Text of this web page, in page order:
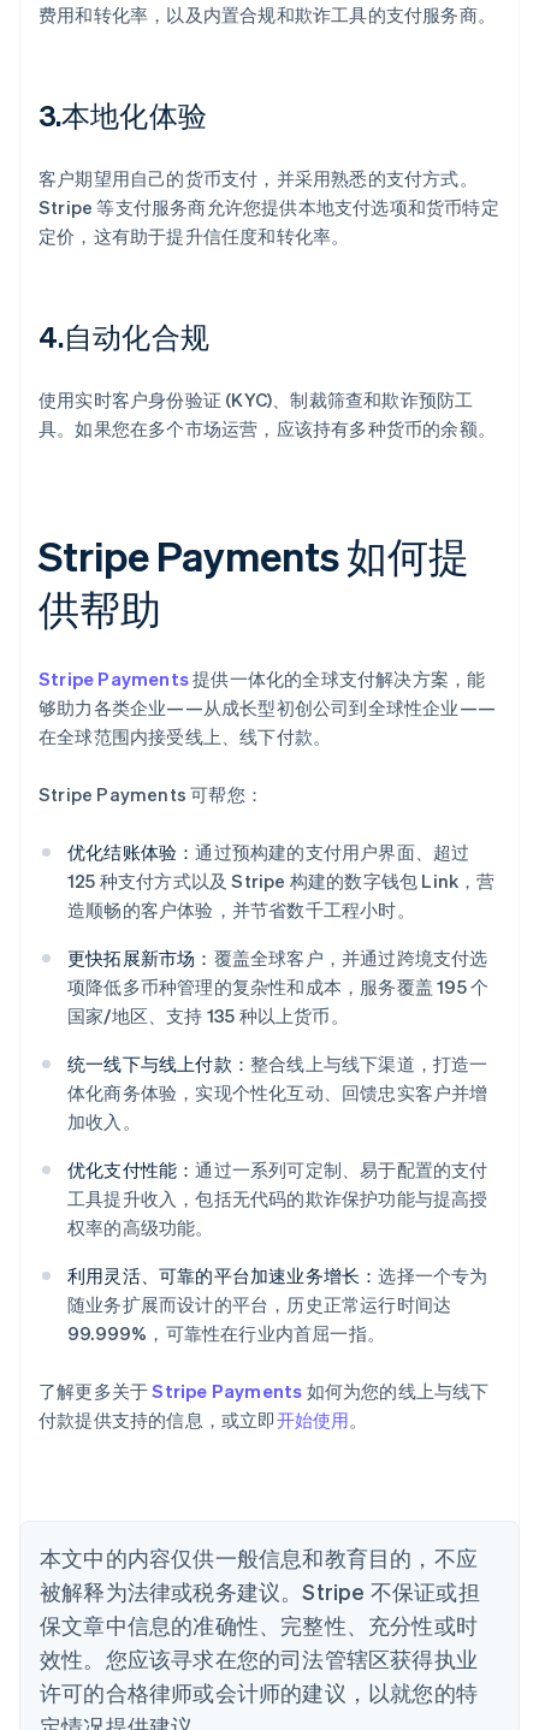
费用和转化率，以及内置合规和欺诈工具的支付服务商。
3.本地化体验
客户期望用自己的货币支付，并采用熟悉的支付方式。
Stripe 等支付服务商允许您提供本地支付选项和货币特定
定价，这有助于提升信任度和转化率。
4.自动化合规
使用实时客户身份验证 (KYC)、制裁筛查和欺诈预防工
具。如果您在多个市场运营，应该持有多种货币的余额。
Stripe Payments 如何提
供帮助
Stripe Payments提供一体化的全球支付解决方案，能
够助力各类企业——从成长型初创公司到全球性企业——
在全球范围内接受线上、线下付款。
Stripe Payments 可帮您：
优化结账体验：通过预构建的支付用户界面、超过
125 种支付方式以及 Stripe 构建的数字钱包 Link，营
造顺畅的客户体验，并节省数千工程小时。
更快拓展新市场： 覆盖全球客户，并通过跨境支付选
项降低多币种管理的复杂性和成本，服务覆盖 195 个
国家/地区、支持 135 种以上货币。
统一线下与线上付款： 整合线上与线下渠道，打造一
体化商务体验，实现个性化互动、回馈忠实客户并增
加收入。
优化支付性能：通过一系列可定制、易于配置的支付
工具提升收入，包括无代码的欺诈保护功能与提高授
权率的高级功能。
利用灵活、可靠的平台加速业务增长：选择一个专为
随业务扩展而设计的平台，历史正常运行时间达
99.999%，可靠性在行业内首屈一指。
了解更多关于Stripe Payments 如何为您的线上与线下
付款提供支持的信息，或立即开始使用。
本文中的内容仅供一般信息和教育目的，不应
被解释为法律或税务建议。Stripe 不保证或担
保文章中信息的准确性、完整性、充分性或时
效性。您应该寻求在您的司法管辖区获得执业
许可的合格律师或会计师的建议，以就您的特
English
爱尔兰
English
English
奥地利
Deutsch English
澳大利亚
巴西
PortuguêsEnglish
English
丹麦
English
德国
DeutschEnglish
法国
FrançaisEnglish